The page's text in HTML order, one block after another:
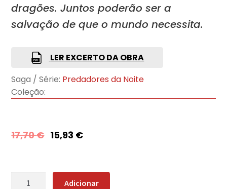
dragões. Juntos poderão ser a
salvação de que o mundo necessita.
LER EXCERTO DA OBRA
Saga / Série: Predadores da Noite
Coleção:
17,70€ 15,93 €
Quantidade
Adicionar